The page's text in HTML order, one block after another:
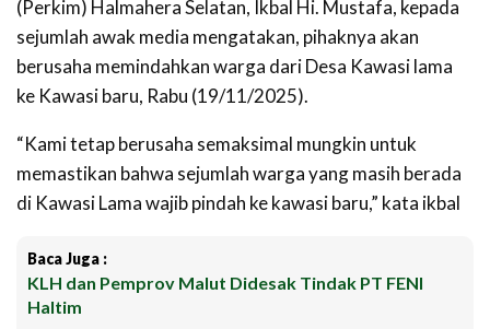
(Perkim) Halmahera Selatan, Ikbal Hi. Mustafa, kepada
sejumlah awak media mengatakan, pihaknya akan
berusaha memindahkan warga dari Desa Kawasi lama
ke Kawasi baru, Rabu (19/11/2025).
“Kami tetap berusaha semaksimal mungkin untuk
memastikan bahwa sejumlah warga yang masih berada
di Kawasi Lama wajib pindah ke kawasi baru,” kata ikbal
Baca Juga :
KLH dan Pemprov Malut Didesak Tindak PT FENI
Haltim